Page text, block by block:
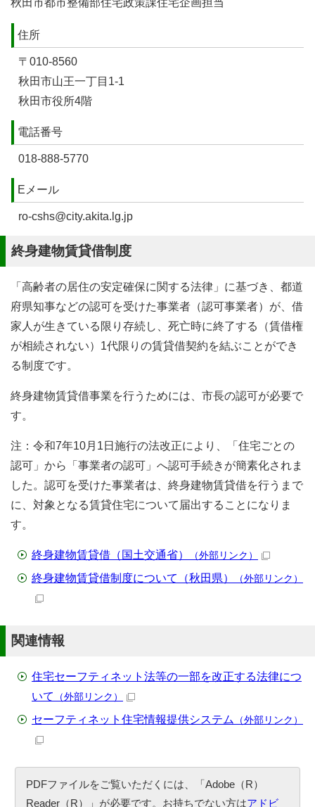
秋田市都市整備部住宅政策課住宅企画担当
住所
〒010-8560
秋田市山王一丁目1-1
秋田市役所4階
電話番号
018-888-5770
Eメール
ro-cshs@city.akita.lg.jp
終身建物賃貸借制度
「高齢者の居住の安定確保に関する法律」に基づき、都道
府県知事などの認可を受けた事業者（認可事業者）が、借
家人が生きている限り存続し、死亡時に終了する（賃借権
が相続されない）1代限りの賃貸借契約を結ぶことができ
る制度です。
終身建物賃貸借事業を行うためには、市長の認可が必要で
す。
注：令和7年10月1日施行の法改正により、「住宅ごとの
認可」から「事業者の認可」へ認可手続きが簡素化されま
した。認可を受けた事業者は、終身建物賃貸借を行うまで
に、対象となる賃貸住宅について届出することになりま
す。
終身建物賃貸借（国土交通省） （外部リンク）
終身建物賃貸借制度について（秋田県） （外部リンク）
関連情報
住宅セーフティネット法等の一部を改正する法律につ
いて
（外部リンク）
セーフティネット住宅情報提供システム （外部リンク）
PDFファイルをご覧いただくには、「Adobe（R）
Reader（R）」が必要です。お持ちでない方はアドビ